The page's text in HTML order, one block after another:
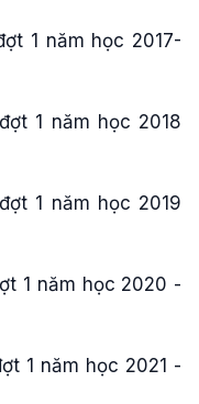
1 năm học 2017-
1 năm học 2018
1 năm học 2019
1 năm học 2020 -
1 năm học 2021 -